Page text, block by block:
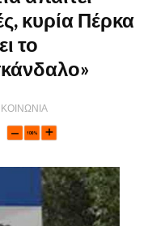
κυρία Πέρκα
το
ΚΟΙΝΩΝΙΑ